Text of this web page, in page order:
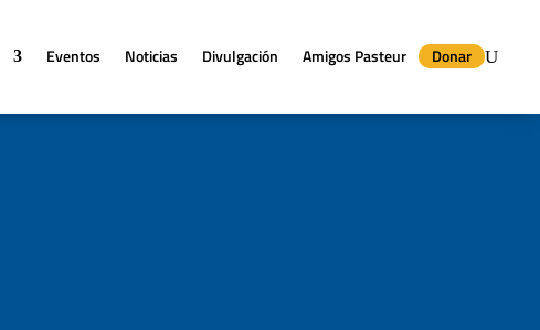
Eventos Noticias Divulgación Amigos Pasteur Donar